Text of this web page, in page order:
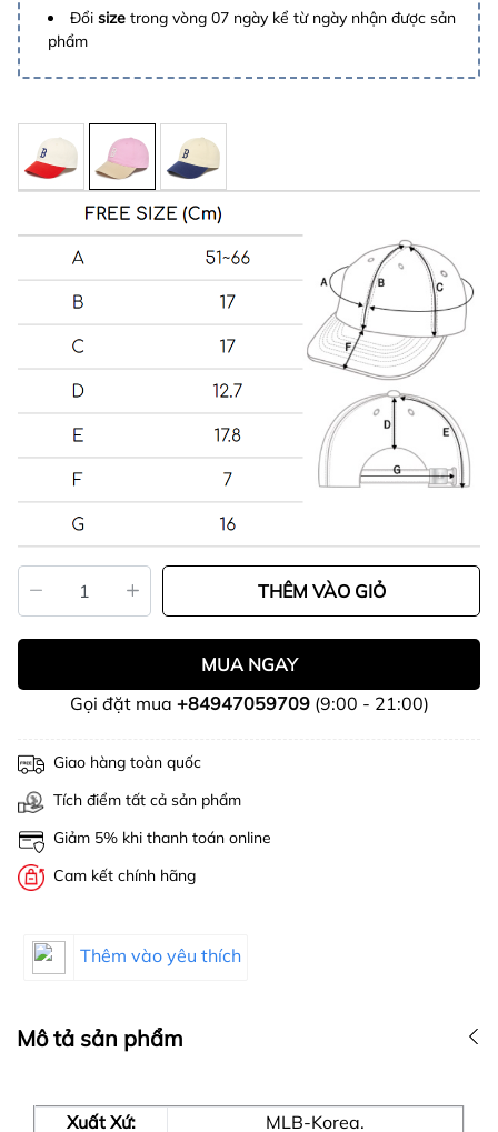
Đổi size trong vòng 07 ngày kể từ ngày nhận được sản
phẩm
THÊM VÀO GIỎ
MUA NGAY
Gọi đặt mua +84947059709(9:00 - 21:00)
Giao hàng toàn quốc
Tích điểm tất cả sản phẩm
Giảm 5% khi thanh toán online
Cam kết chính hãng
Thêm vào yêu thích
Mô tả sản phẩm
Xuất Xứ: MLB-Korea.